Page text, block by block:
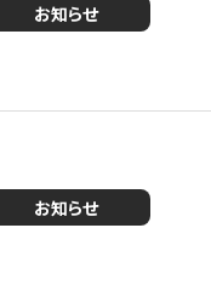
お知らせ
お知らせ